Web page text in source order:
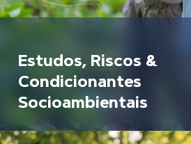
Estudos, Riscos &
Condicionantes
Socioambientais